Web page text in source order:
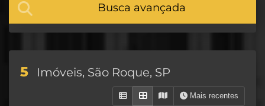
Busca avançada
5 Imóveis, São Roque, SP
Mais recentes